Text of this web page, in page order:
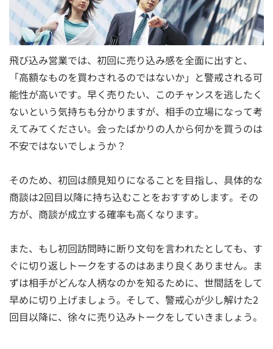
飛び込み営業では、初回に売り込み感を全面に出すと、
「高額なものを買わされるのではないか」と警戒される可
能性が高いです。早く売りたい、このチャンスを逃したく
ないという気持ちも分かりますが、相手の立場になって考
えてみてください。会ったばかりの人から何かを買うのは
不安ではないでしょうか？
そのため、初回は顔見知りになることを目指し、具体的な
商談は2回目以降に持ち込むことをおすすめします。その
方が、商談が成立する確率も高くなります。
また、もし初回訪問時に断り文句を言われたとしても、す
ぐに切り返しトークをするのはあまり良くありません。ま
ずは相手がどんな人柄なのかを知るために、世間話をして
早めに切り上げましょう。そして、警戒心が少し解けた2
回目以降に、徐々に売り込みトークをしていきましょう。